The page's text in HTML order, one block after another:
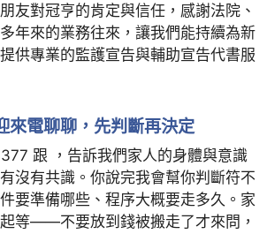
友對冠亨的肯定與信任，感謝法院、
年來的業務往來，讓我們能持續為新
供專業的監護宣告與輔助宣告代書服
來電聊聊，先判斷再決定
跟 ，告訴我們家人的身體與意識
沒有共識。你說完我會幫你判斷符不
要準備哪些、程序大概要走多久。家
等——不要放到錢被搬走了才來問，